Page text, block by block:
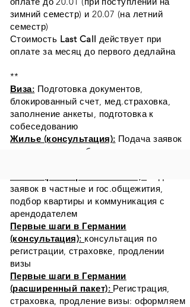
зимний семестр) и 20.07 (на летний
семестр)
Стоимость Last Call действует при
оплате за месяц до первого дедлайна
**
Виза: Подготовка документов,
блокированный счет, мед.страховка,
заполнение анкеты, подготовка к
собеседованию
Жилье (консультация): Подача заявок
в частные и гос.общежития,
заявок в частные и гос.общежития,
подбор квартиры и коммуникация с
арендодателем
Первые шаги в Германии
(консультация): консультация по
регистрации, страховке, продлении
визы
Первые шаги в Германии
(расширенный пакет): Регистрация,
страховка, продление визы: оформляем